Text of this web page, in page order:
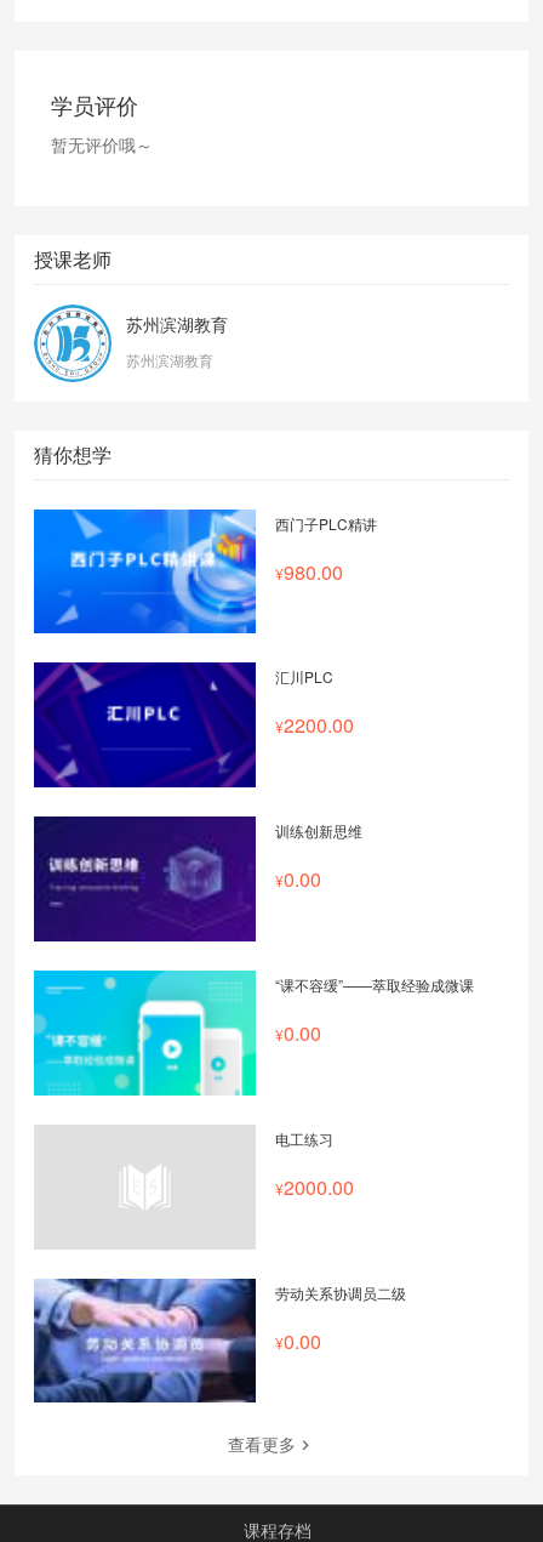
学员评价
暂无评价哦～
授课老师
苏州滨湖教育
苏州滨湖教育
猜你想学
西门子PLC精讲
980.00
汇川PLC
2200.00
训练创新思维
0.00
“课不容缓”——萃取经验成微课
0.00
电工练习
2000.00
劳动关系协调员二级
0.00
查看更多
课程存档